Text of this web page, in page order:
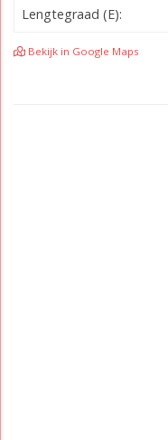
Lengtegraad (E):
Bekijk in Google Maps